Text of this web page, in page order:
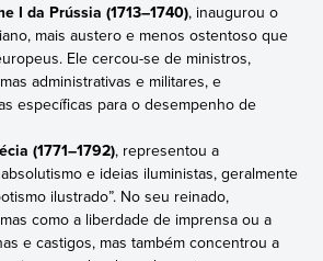
I da Prússia (1713–1740), inaugurou o
mais austero e menos ostentoso que
Ele cercou-se de ministros,
administrativas e militares, e
específicas para o desempenho de
(1771–1792), representou a
e ideias iluministas, geralmente
ilustrado”. No seu reinado,
como a liberdade de imprensa ou a
e castigos, mas também concentrou a